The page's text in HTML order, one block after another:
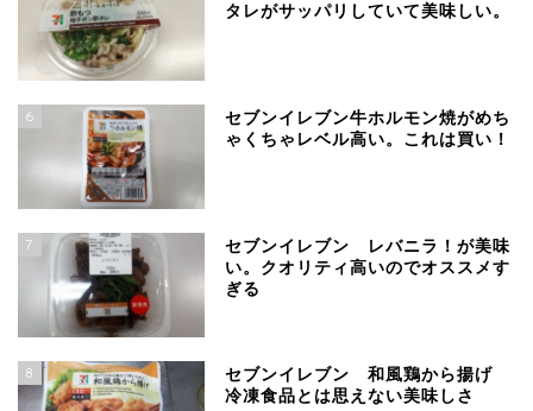
タレがサッパリしていて美味しい。
6
セブンイレブン牛ホルモン焼がめち
ゃくちゃレベル高い。これは買い！
7
セブンイレブン レバニラ！が美味
い。クオリティ高いのでオススメす
ぎる
8
セブンイレブン 和風鶏から揚げ
冷凍食品とは思えない美味しさ